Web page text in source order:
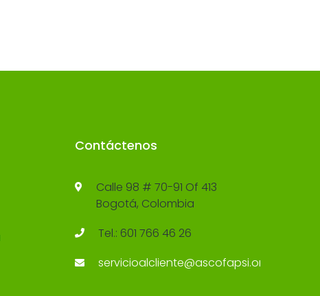
Contáctenos
Calle 98 # 70-91 Of 413
Bogotá, Colombia
Tel.: 601 766 46 26
servicioalcliente@ascofapsi.org.co